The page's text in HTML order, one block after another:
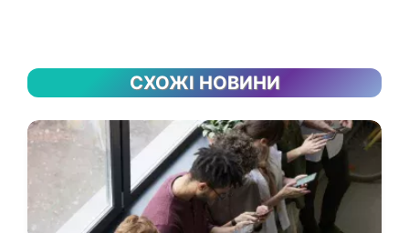
СХОЖІ НОВИНИ